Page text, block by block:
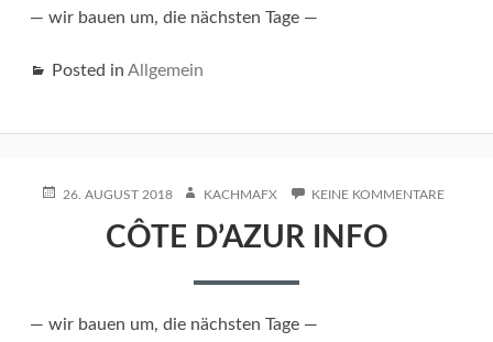
— wir bauen um, die nächsten Tage —
Posted in Allgemein
POSTED
26. AUGUST 2018 AUTHOR
KACHMAFX KEINE KOMMENTAREZU
CÔTE D’AZUR INFO
— wir bauen um, die nächsten Tage —